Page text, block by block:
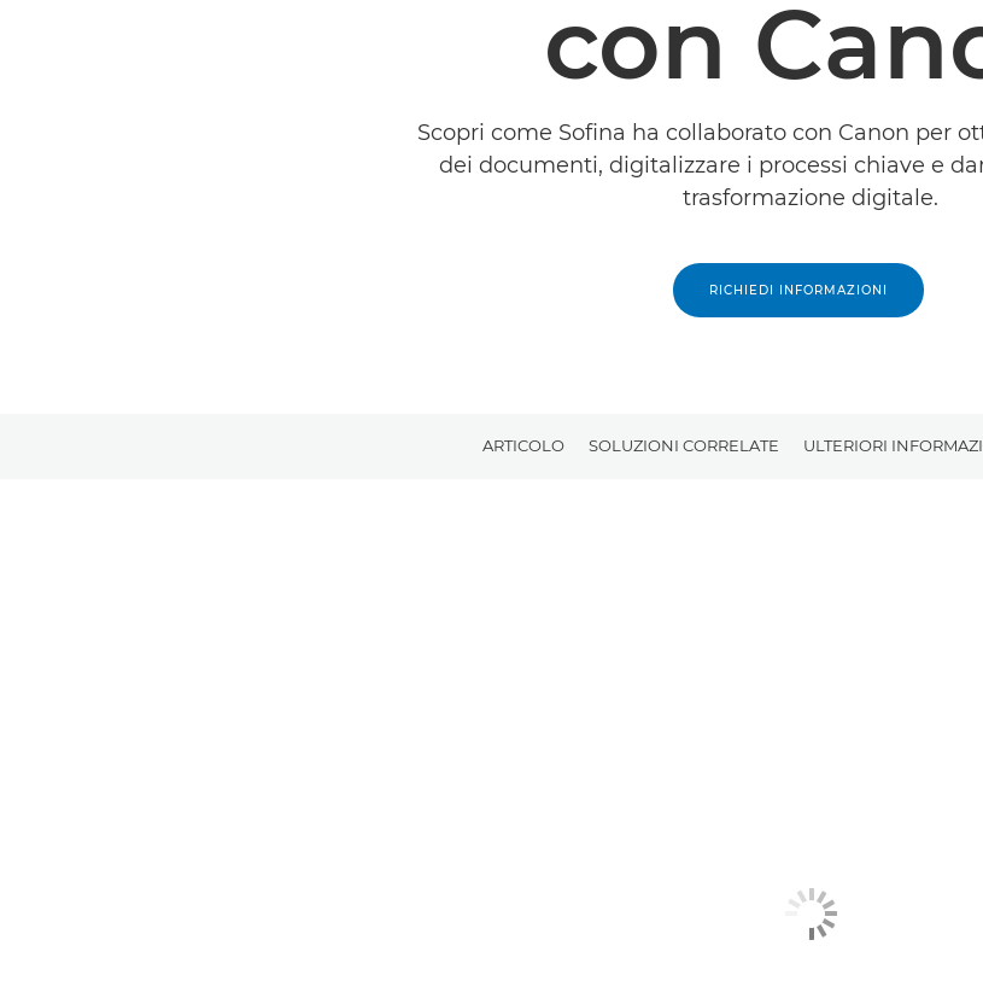
con
Scopri come Sofina ha collaborato con Canon per
dei documenti, digitalizzare i processi chiave e
trasformazione digitale.
RICHIEDI INFORMAZIONI
ARTICOLO SOLUZIONI CORRELATE ULTERIORI